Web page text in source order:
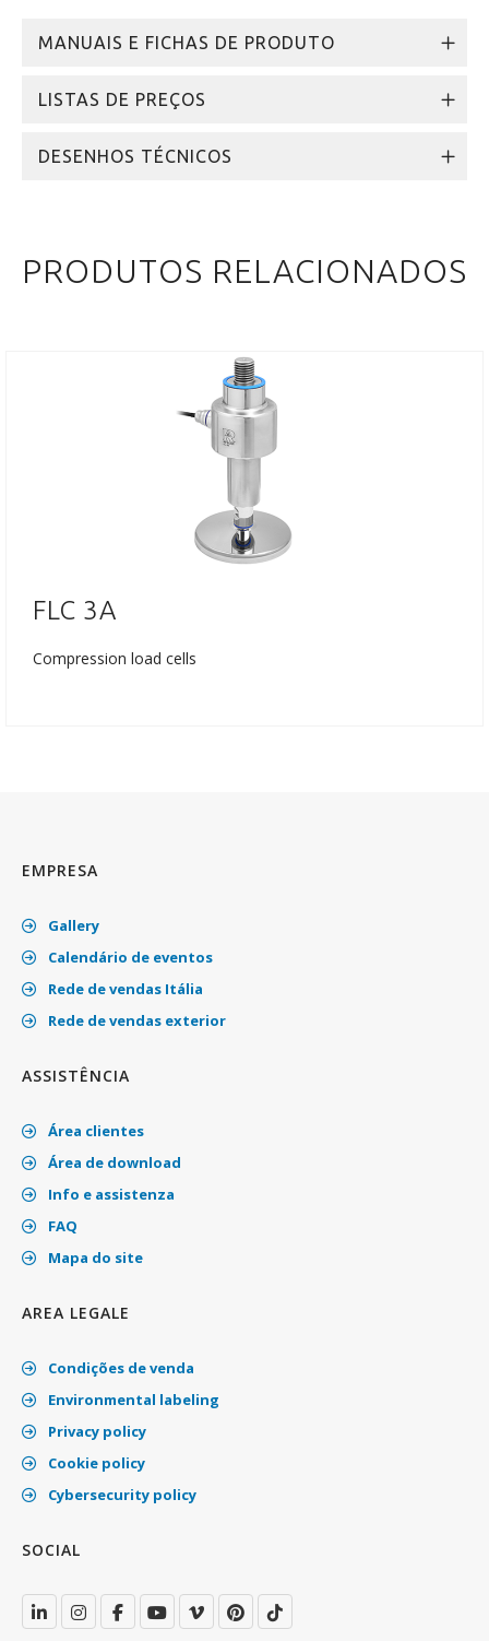
MANUAIS E FICHAS DE PRODUTO
LISTAS DE PREÇOS
DESENHOS TÉCNICOS
PRODUTOS RELACIONADOS
FLC 3A
Compression load cells
EMPRESA
Gallery
Calendário de eventos
Rede de vendas Itália
Rede de vendas exterior
ASSISTÊNCIA
Área clientes
Área de download
Info e assistenza
FAQ
Mapa do site
AREA LEGALE
Condições de venda
Environmental labeling
Privacy policy
Cookie policy
Cybersecurity policy
SOCIAL